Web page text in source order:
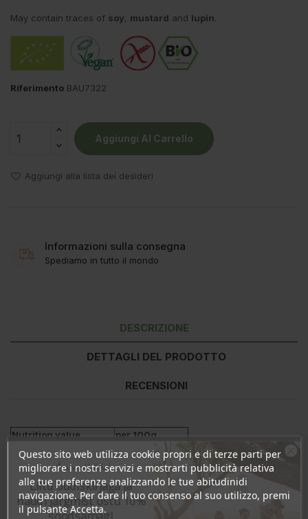
May contain traces of soy, mustard and lupin.
Riferimento BAU7322
Aggiungi Al Carrello
Aggiungi alla lista dei desideri
Informazioni sulla consegna
Spediamo in tutto il mondo
DESCRIZIONE
DETTAGLI DEL PRODOTTO
RECENSIONI
Nutrition value
per 100g
Energy
1490kJ/352kcal
Fat
2,2g
- of which saturates
0,6g
Carbohydrate
74g
- of which sugars
Questo sito web utilizza cookie propri e di terze parti per
migliorare i nostri servizi e mostrarti pubblicità relativa
alle tue preferenze analizzando le tue abitudinidi
navigazione. Per dare il tuo consenso al suo utilizzo, premi
il pulsante Accetta.
Ära veel lahku!
Liitu uudiskirjaga ja
naudi järgmist ostu 10%